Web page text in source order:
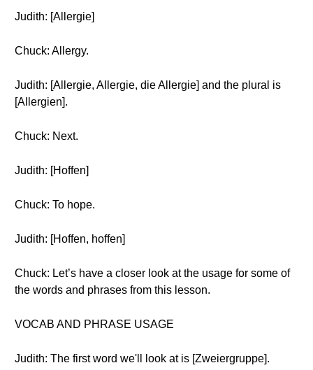
Judith: [Allergie]
Chuck: Allergy.
Judith: [Allergie, Allergie, die Allergie] and the plural is
[Allergien].
Chuck: Next.
Judith: [Hoffen]
Chuck: To hope.
Judith: [Hoffen, hoffen]
Chuck: Let’s have a closer look at the usage for some of
the words and phrases from this lesson.
VOCAB AND PHRASE USAGE
Judith: The first word we'll look at is [Zweiergruppe].